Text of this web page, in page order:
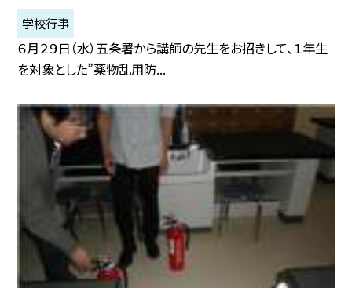
学校行事
６月２９日（水）五条署から講師の先生をお招きして、１年生
を対象とした”薬物乱用防...